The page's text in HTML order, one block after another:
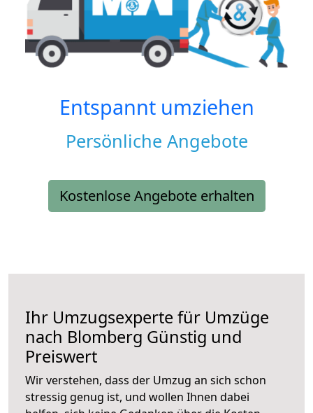
Entspannt umziehen
Persönliche Angebote
Kostenlose Angebote erhalten
Ihr Umzugsexperte für Umzüge
nach Blomberg Günstig und
Preiswert
Wir verstehen, dass der Umzug an sich schon
stressig genug ist, und wollen Ihnen dabei